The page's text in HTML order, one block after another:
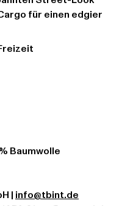
für einen edgier
Baumwolle
| info@tbint.de